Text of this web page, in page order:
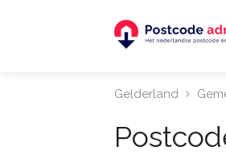
Gelderland